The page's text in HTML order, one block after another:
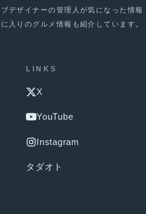
デザイナーの管理人が気になった情報
入りのグルメ情報も紹介しています。
LINKS
X
YouTube
Instagram
タダオト